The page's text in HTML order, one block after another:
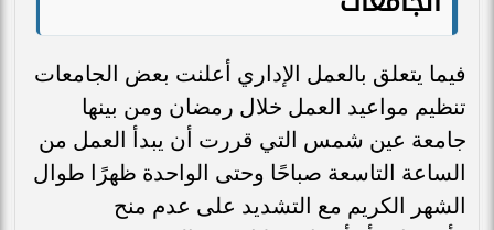
فيما يتعلق بالعمل الإداري أعلنت بعض الجامعات
تنظيم مواعيد العمل خلال رمضان ومن بينها
جامعة عين شمس التي قررت أن يبدأ العمل من
الساعة التاسعة صباحًا وحتى الواحدة ظهرًا طوال
الشهر الكريم مع التشديد على عدم منح